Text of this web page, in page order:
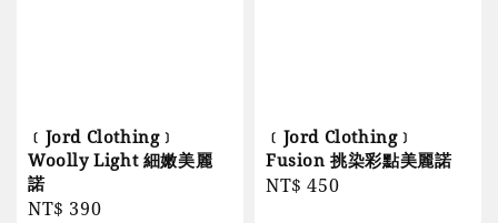
﹝Jord Clothing﹞
Woolly Light 細嫩美麗
諾
Regular
NT$ 390
﹝Jord Clothing﹞
Fusion 挑染彩點美麗諾
Regular
NT$ 450